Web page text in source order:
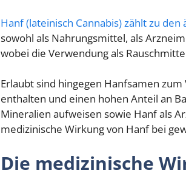
Hanf (lateinisch Cannabis) zählt zu
sowohl als Nahrungsmittel, als
wobei die Verwendung als
Erlaubt sind hingegen Hanfsamen
enthalten und einen hohen Anteil an
Mineralien aufweisen sowie Hanf als
medizinische Wirkung von Hanf bei
Die medizinische